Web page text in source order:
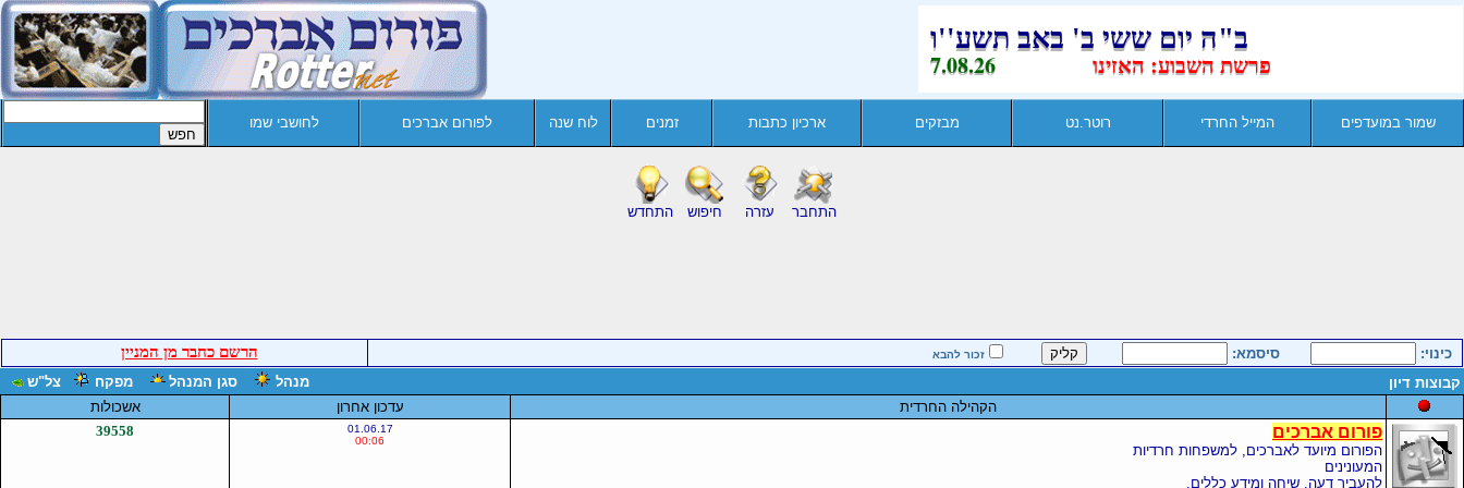
שמור במועדפים המייל החרדי רוטר.נט מבזקים ארכיון כתבות זמנים לוח שנה לפורום אברכים לחושבי שמו
התחבר עזרה חיפוש התחדש
כינוי: סיסמא: זכור להבא הרשם כחבר מן המניין
קבוצות דיון מנהל סגן המנהל מפקח
צל"ש
הקהילה החרדית
עדכון אחרון אשכולות
פורום אברכים
הפורום מיועד לאברכים, למשפחות חרדיות
המעונינים
להעביר דעה, שיחה ומידע כללים.
01.06.17
00:06
39558